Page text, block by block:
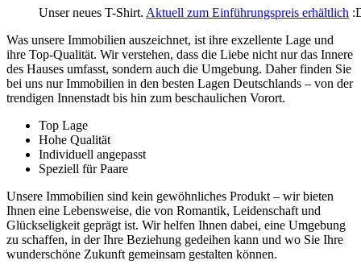
Unser neues T-Shirt. Aktuell zum Einführungspreis erhältlich
Was unsere Immobilien auszeichnet, ist ihre exzellente Lage und
ihre Top-Qualität. Wir verstehen, dass die Liebe nicht nur das Innere
des Hauses umfasst, sondern auch die Umgebung. Daher finden Sie
bei uns nur Immobilien in den besten Lagen Deutschlands – von der
trendigen Innenstadt bis hin zum beschaulichen Vorort.
Top Lage
Hohe Qualität
Individuell angepasst
Speziell für Paare
Unsere Immobilien sind kein gewöhnliches Produkt – wir bieten
Ihnen eine Lebensweise, die von Romantik, Leidenschaft und
Glückseligkeit geprägt ist. Wir helfen Ihnen dabei, eine Umgebung
zu schaffen, in der Ihre Beziehung gedeihen kann und wo Sie Ihre
wunderschöne Zukunft gemeinsam gestalten können.